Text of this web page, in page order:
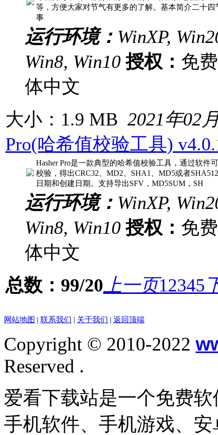
等，方便大家对节气有更多的了解。基本简介二十
事
运行环境： WinXP,
Win8, Win10 授权： 免
体中文
大小：1.9 MB 2021年02
Pro(哈希值校验工具)
Hasher Pro是一款典型的哈希值校验工具，通过软件
校验，得出CRC32、MD2、SHA1、MD5或者
日期和创建日期。支持导出SFV，MD5SUM，SH
运行环境： WinXP,
Win8, Win10 授权： 免
体中文
总数：99/20 上一页12345
网站地图 | 联系我们 | 关于我们 | 返回顶端
Copyright © 2010-2022
Reserved .
爱看下载站是一个免费
手机软件、手机游戏、